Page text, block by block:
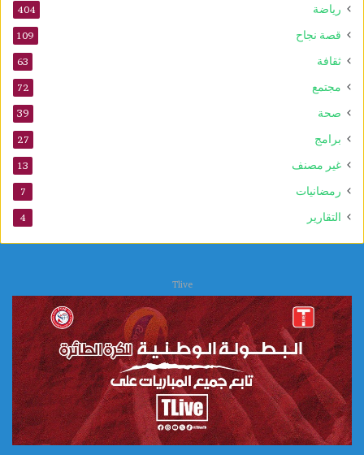
رياضة 404
قصة نجاح 109
ثقافة 63
مجتمع 72
صحة 39
برامج 27
غير مصنف 13
رمضانيات 7
التقارير 4
Tlive